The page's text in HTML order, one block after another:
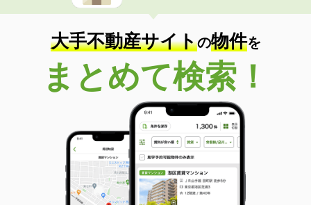
大手不動産サイトの物件を
まとめて検索！